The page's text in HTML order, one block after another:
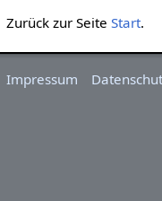
Zurück zur Seite Start.
Impressum